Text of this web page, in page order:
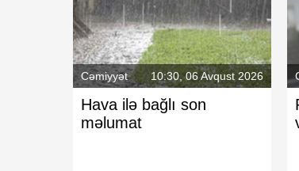
Cəmiyyət 10:30, 06 Avqust 2026
Hava ilə bağlı son
məlumat